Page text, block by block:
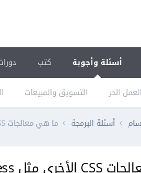
أسئلة وأجوبة
العمل الحر التسويق والمبيعات
كتب
أسئلة البرمجة ما هي معالجات CSS الأخرى مثل less و stylus؟